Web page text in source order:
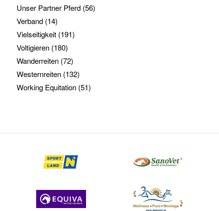
Unser Partner Pferd(56)
Verband(14)
Vielseitigkeit(191)
Voltigieren(180)
Wanderreiten(72)
Westernreiten(132)
Working Equitation(51)